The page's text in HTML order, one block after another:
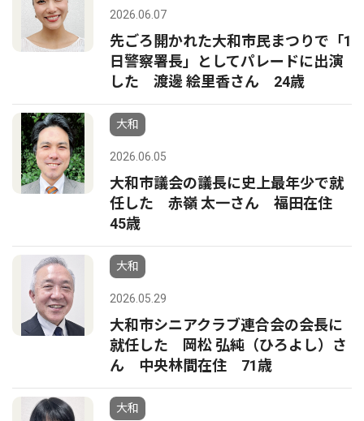
2026.06.07
先ごろ開かれた大和市民まつりで「1
日警察署長」としてパレードに出演
した 渡邊 絵里香さん 24歳
大和
2026.06.05
大和市議会の議長に史上最年少で就
任した 赤嶺 太一さん 福田在住
45歳
大和
2026.05.29
大和市シニアクラブ連合会の会長に
就任した 岡松 弘純（ひろよし）さ
ん 中央林間在住 71歳
大和